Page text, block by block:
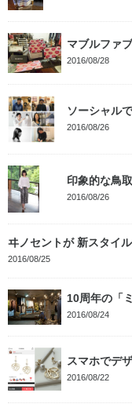
マブルファ
2016/08/28
ソーシャル
2016/08/26
印象的な鳥
2016/08/26
ヰノセントが 新スタイ
2016/08/25
10周年の「
2016/08/24
スマホでデ
2016/08/22